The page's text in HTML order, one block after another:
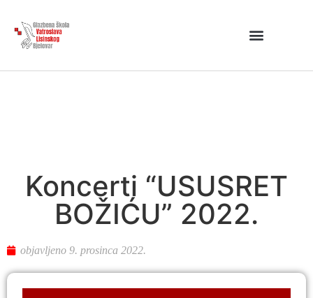
Koncerti “USUSRET
BOŽIĆU” 2022.
objavljeno 9. prosinca 2022.